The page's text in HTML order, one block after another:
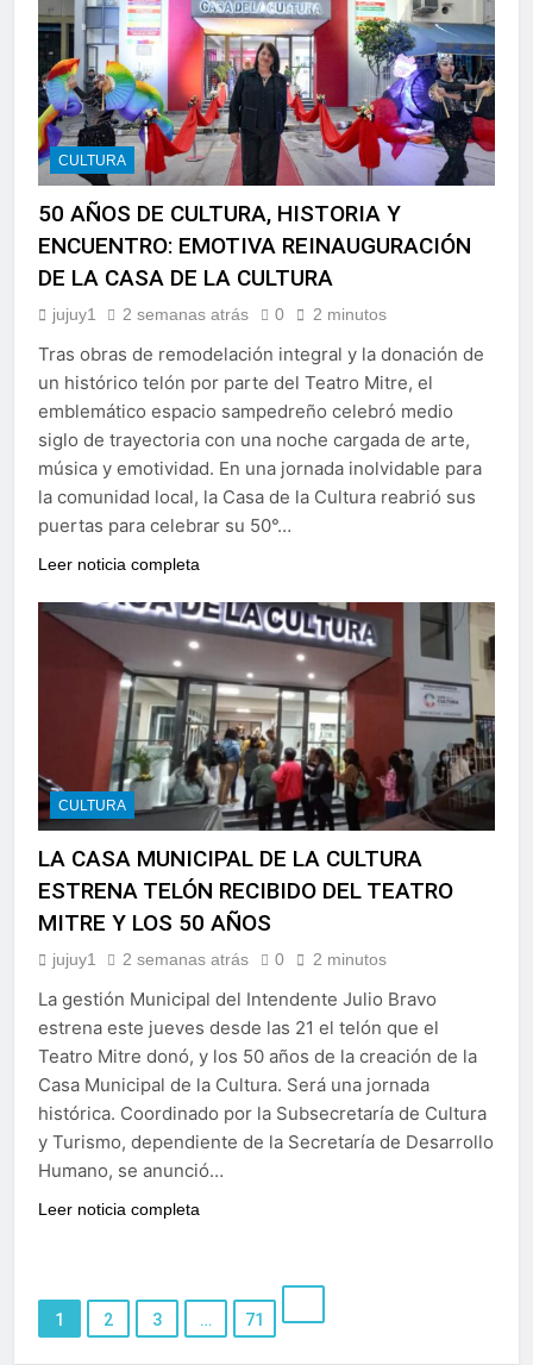
CULTURA
50 AÑOS DE CULTURA, HISTORIA Y
ENCUENTRO: EMOTIVA REINAUGURACIÓN
DE LA CASA DE LA CULTURA
jujuy1 2 semanas atrás 0 2 minutos
Tras obras de remodelación integral y la donación de
un histórico telón por parte del Teatro Mitre, el
emblemático espacio sampedreño celebró medio
siglo de trayectoria con una noche cargada de arte,
música y emotividad. En una jornada inolvidable para
la comunidad local, la Casa de la Cultura reabrió sus
puertas para celebrar su 50°…
Leer noticia completa
CULTURA
LA CASA MUNICIPAL DE LA CULTURA
ESTRENA TELÓN RECIBIDO DEL TEATRO
MITRE Y LOS 50 AÑOS
jujuy1 2 semanas atrás 0 2 minutos
La gestión Municipal del Intendente Julio Bravo
estrena este jueves desde las 21 el telón que el
Teatro Mitre donó, y los 50 años de la creación de la
Casa Municipal de la Cultura. Será una jornada
histórica. Coordinado por la Subsecretaría de Cultura
y Turismo, dependiente de la Secretaría de Desarrollo
Humano, se anunció…
Leer noticia completa
1 2 3 … 71